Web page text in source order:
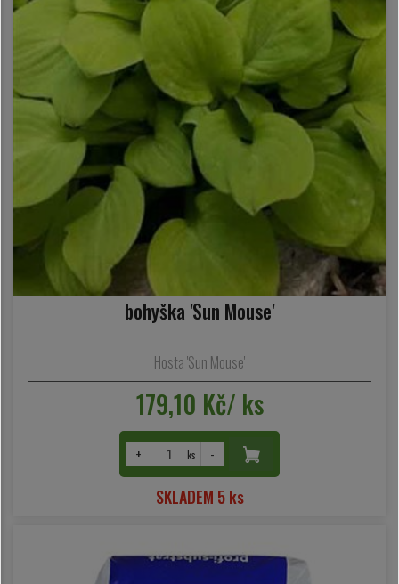
bohyška 'Sun Mouse'
Hosta 'Sun Mouse'
179,10 Kč/ ks
+ ks -
SKLADEM 5 ks